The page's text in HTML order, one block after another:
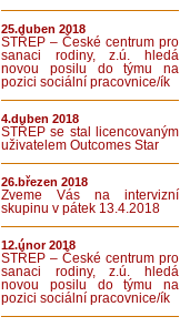
25.duben 2018
STŘEP – České centrum pro
sanaci rodiny, z.ú. hledá
novou posilu do týmu na
pozici sociální pracovnice/ík
4.duben 2018
STŘEP se stal licencovaným
uživatelem Outcomes Star
26.březen 2018
Zveme Vás na intervizní
skupinu v pátek 13.4.2018
12.únor 2018
STŘEP – České centrum pro
sanaci rodiny, z.ú. hledá
novou posilu do týmu na
pozici sociální pracovnice/ík